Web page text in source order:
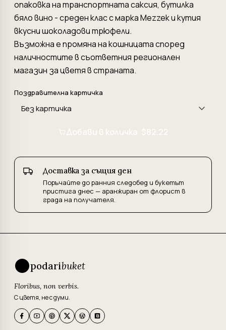
опаковка на транспортната саксия, бутилка
бяло вино - среден клас с марка Mezzek и кутия
вкусни шоколадови трюфели.
Възможна е промяна на кошницата според
наличностите в съответния регионален
магазин за цветя в страната.
Поздравителна картичка
Добави в количка · $82.22
Доставка за същия ден
Поръчайте до ранния следобед и букетът
пристига днес — аранжиран от флорист в
града на получателя.
podaribuket
Floribus, non verbis.
С цветя, не с думи.